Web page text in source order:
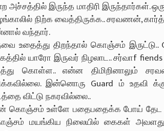
அச்சத்தில் இருந்த மாதிரி இருந்தார்கள்.
நிற்க வைத்திருக்க.. சரவணன்,
வந்தார்.
உதைத்து திறந்தால் கொஞ்சம் இருட்டு..
யாரோ இருவர் நிழலாட.. சர்வாf
கொள்ள.. என்ன திமிறினாலும்
இன்னொரு Guard ம் உதவி
விட்டு நகரவில்லை..
கொஞ்சம் உள்ளே பதைபதைக்க போய் தேட
மயங்கிய நிலையில் கைகள் அவளது